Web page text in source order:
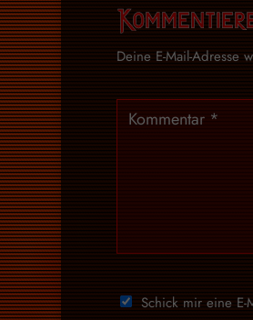
Deine E-Mail-Adresse
Schick mir eine E-